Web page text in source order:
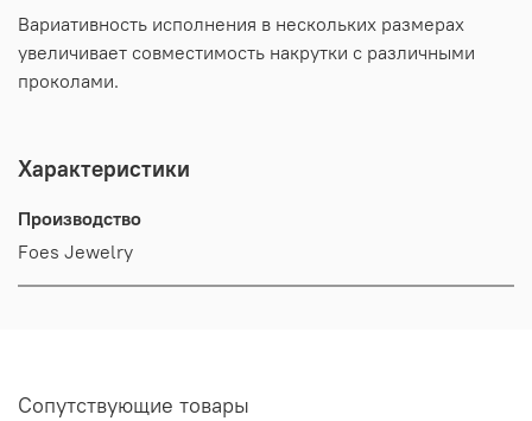
Вариативность исполнения в нескольких размерах
увеличивает совместимость накрутки с различными
проколами.
Характеристики
Производство
Foes Jewelry
Сопутствующие товары